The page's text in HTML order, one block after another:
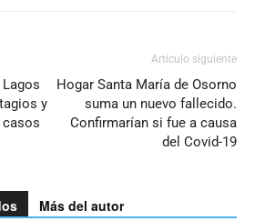
y
Artículo siguiente
Hogar Santa María de Osorno
suma un nuevo fallecido.
Confirmarían si fue a causa
del Covid-19
Más del autor